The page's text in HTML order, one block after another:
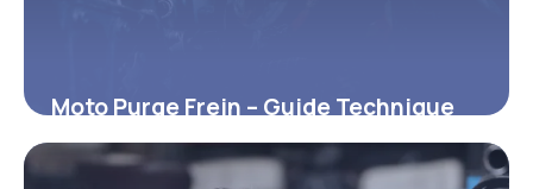
Moto Purge Frein – Guide Technique
Complet